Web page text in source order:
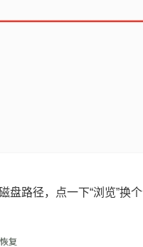
盘路径，点一下“浏览”换